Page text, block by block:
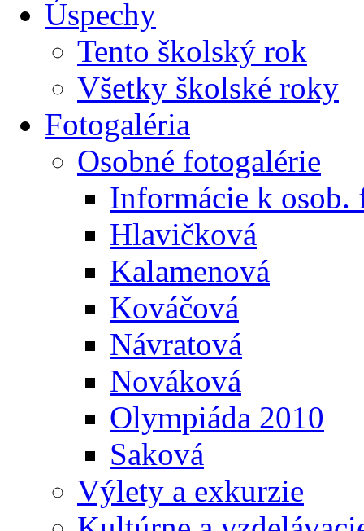
Úspechy
Tento školský rok
Všetky školské roky
Fotogaléria
Osobné fotogalérie
Informácie k osob.
Hlavičková
Kalamenová
Kováčová
Návratová
Nováková
Olympiáda 2010
Saková
Výlety a exkurzie